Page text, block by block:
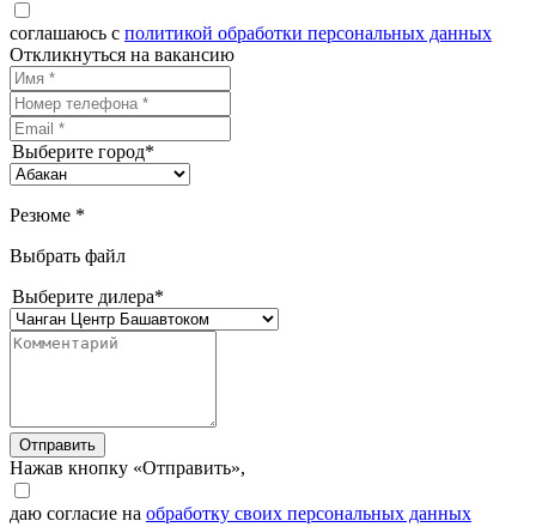
соглашаюсь с политикой обработки персональных данных
Откликнуться на вакансию
Выберите город*
Резюме *
Выбрать файл
Выберите дилера*
Отправить
Нажав кнопку «Отправить»,
даю согласие на обработку своих персональных данных